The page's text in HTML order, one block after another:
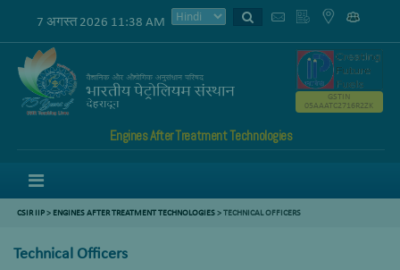
7 अगस्त 2026 11:38 AM
Engines After Treatment Technologies
GSTIN
05AAATC2716R2ZK
CSIR IIP> ENGINES AFTER TREATMENT TECHNOLOGIES>TECHNICAL OFFICERS
Technical Officers